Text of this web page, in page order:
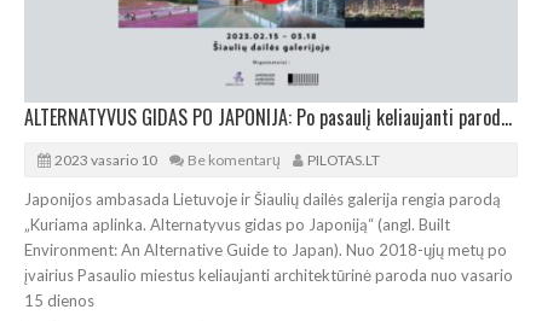
ALTERNATYVUS GIDAS PO JAPONIJA: Po pasaulį keliaujanti paroda atvyksta į Šiaulius
2023 vasario 10 Be komentarų PILOTAS.LT
Japonijos ambasada Lietuvoje ir Šiaulių dailės galerija rengia parodą
„Kuriama aplinka. Alternatyvus gidas po Japoniją“ (angl. Built
Environment: An Alternative Guide to Japan). Nuo 2018-ųjų metų po
įvairius Pasaulio miestus keliaujanti architektūrinė paroda nuo vasario
15 dienos